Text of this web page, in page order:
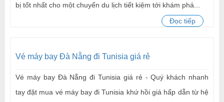
bị tốt nhất cho một chuyến du lịch tiết kiệm tới khám phá...
Đọc tiếp
Vé máy bay Đà Nẵng đi Tunisia giá rẻ
Vé máy bay Đà Nẵng đi Tunisia giá rẻ - Quý khách nhanh
tay đặt mua vé máy bay đi Tunisia khứ hồi giá hấp dẫn từ hệ